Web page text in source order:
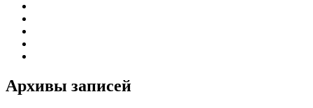
Архивы записей